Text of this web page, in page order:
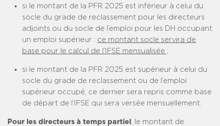
si le montant de la PFR 2025 est inférieur à celui du
socle du grade de reclassement pour les directeurs
adjoints ou du socle de l’emploi pour les DH occupant
un emploi supérieur : ce montant socle servira de
base pour le calcul de l’IFSE mensualisée ;
si le montant de la PFR 2025 est supérieur à celui du
socle du grade de reclassement ou de l’emploi
supérieur occupé, ce dernier sera repris comme base
de départ de l’IFSE qui sera versée mensuellement.
Pour les directeurs à temps partiel , le montant de